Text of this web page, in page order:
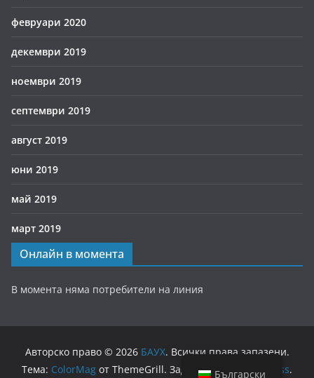
февруари 2020
декември 2019
ноември 2019
септември 2019
август 2019
юни 2019
май 2019
март 2019
Онлайн в момента
В момента няма потребители на линия
Авторско право © 2026 БАУХ. Всички права запазени.
Тема: ColorMag от ThemeGrill. Задвижван отWordPress.
Български